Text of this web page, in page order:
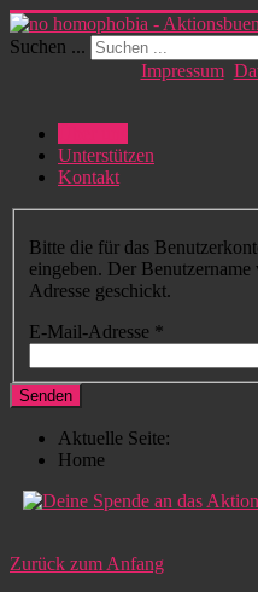
Suchen ...
Impressum
Unterstützen
Kontakt
Bitte die für das
eingeben. Der
Adresse geschickt.
E-Mail-Adresse *
Senden
Aktuelle Seite:
Home
Zurück zum Anfang